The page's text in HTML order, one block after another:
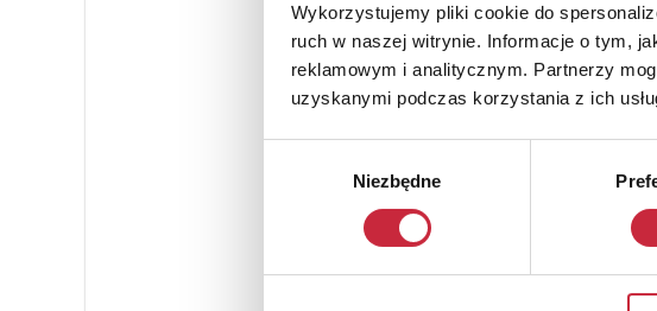
Wykorzystujemy pliki cookie do
ruch w naszej witrynie. Informacje o tym,
reklamowym i analitycznym. Partnerzy
uzyskanymi podczas korzystania z ich
Niezbędne